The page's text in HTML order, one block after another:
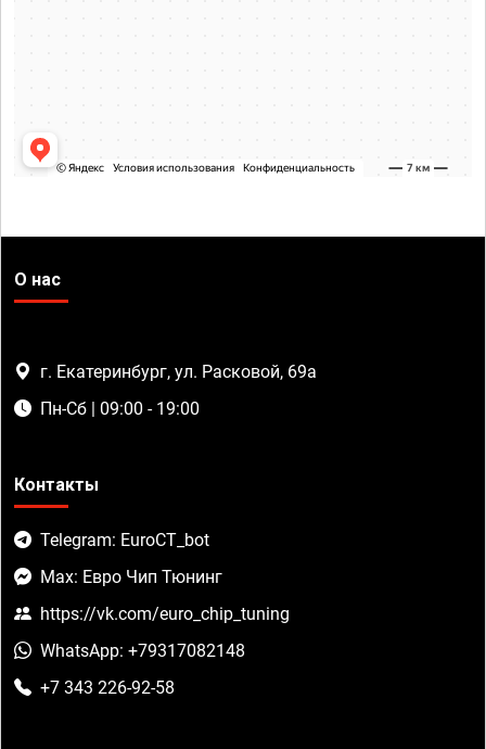
О нас
г. Екатеринбург, ул. Расковой, 69а
Пн-Сб | 09:00 - 19:00
Контакты
Telegram: EuroCT_bot
Max: Евро Чип Тюнинг
https://vk.com/euro_chip_tuning
WhatsApp: +79317082148
+7 343 226-92-58